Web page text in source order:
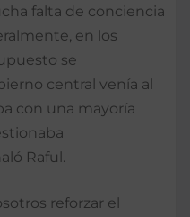
falta de conciencia
en los
se
central venía al
con una mayoría
Raful.
reforzar el